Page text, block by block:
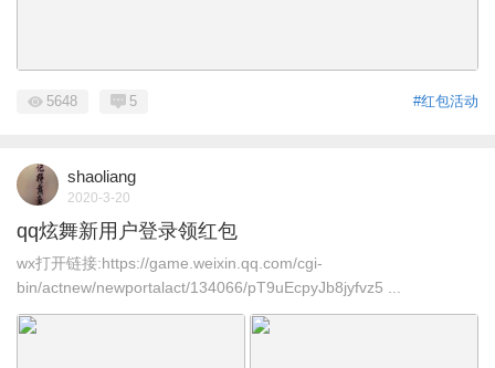
#红包活动
5648 5
shaoliang
2020-3-20
qq炫舞新用户登录领红包
wx打开链接:https://game.weixin.qq.com/cgi-
bin/actnew/newportalact/134066/pT9uEcpyJb8jyfvz5 ...